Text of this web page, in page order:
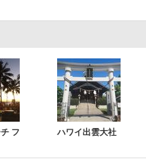
フ
ハワイ出雲大社